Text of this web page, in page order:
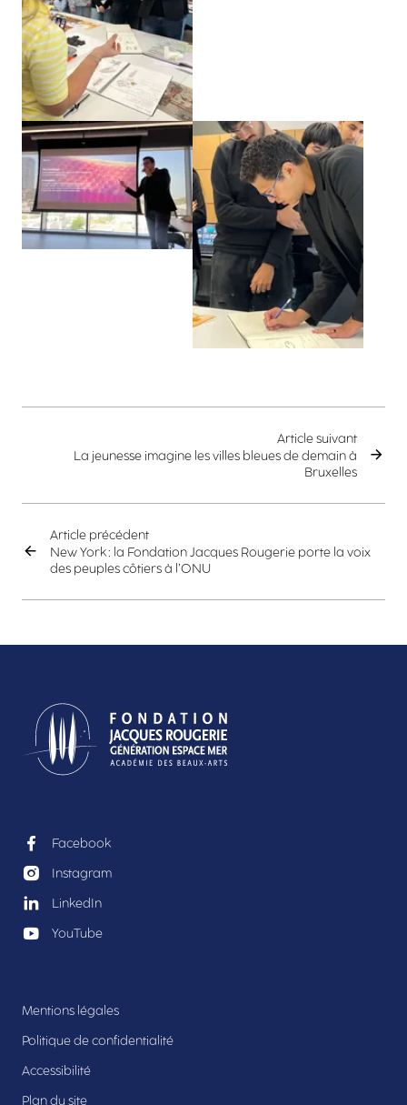
Agrandir Agrandir
Article précédent
New York : la Fondation Jacques Rougerie porte la voix
des peuples côtiers à l’ONU
Article suivant
La jeunesse imagine les villes bleues de demain à
Bruxelles
Facebook
Instagram
LinkedIn
YouTube
Mentions légales
Politique de confidentialité
Accessibilité
Plan du site